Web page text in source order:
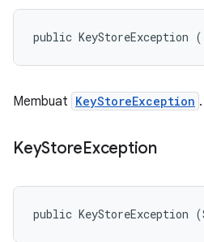
public KeyStoreException
Membuat KeyStoreException .
KeyStoreException
public KeyStoreException